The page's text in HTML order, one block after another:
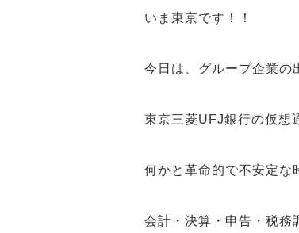
いま東京です！！
今日は、グループ企業の
東京三菱UFJ銀行の仮想
何かと革命的で不安定な
会計・決算・申告・税務